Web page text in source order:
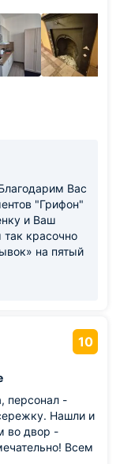
К.В.
подняться
Вас
"Грифон"
и Ваш
красочно
на пятый
подвластна
юмором и
от
момент. Ждём
К.В.
10
персонал -
Нашли и
во двор -
Всем